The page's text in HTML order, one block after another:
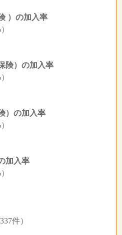
）の加入率
険）の加入率
）の加入率
加入率
件）